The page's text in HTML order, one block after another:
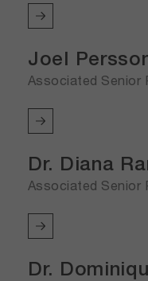
Joel
Associated Senior
Dr. Diana
Associated Senior
Dr.